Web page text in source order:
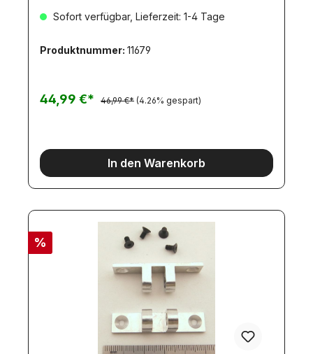
Sofort verfügbar, Lieferzeit: 1-4 Tage
Produktnummer: 11679
44,99 €* 46,99 €* (4.26% gespart)
In den Warenkorb
%